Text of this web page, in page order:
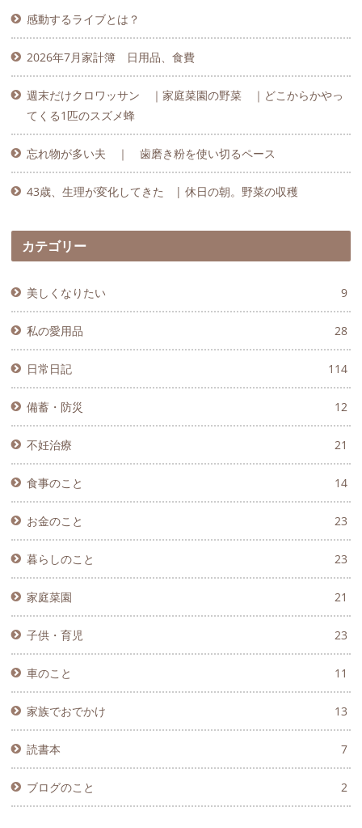
感動するライブとは？
2026年7月家計簿 日用品、食費
週末だけクロワッサン ｜家庭菜園の野菜 ｜どこからかやっ
てくる1匹のスズメ蜂
忘れ物が多い夫 ｜ 歯磨き粉を使い切るペース
43歳、生理が変化してきた | 休日の朝。野菜の収穫
カテゴリー
美しくなりたい 9
私の愛用品 28
日常日記 114
備蓄・防災 12
不妊治療 21
食事のこと 14
お金のこと 23
暮らしのこと 23
家庭菜園 21
子供・育児 23
車のこと 11
家族でおでかけ 13
読書本 7
ブログのこと 2